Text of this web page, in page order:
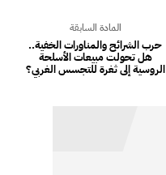
المادة السابقة
حرب الشرائح والمناورات الخفية..
هل تحولت مبيعات الأسلحة
الروسية إلى ثغرة للتجسس الغربي؟